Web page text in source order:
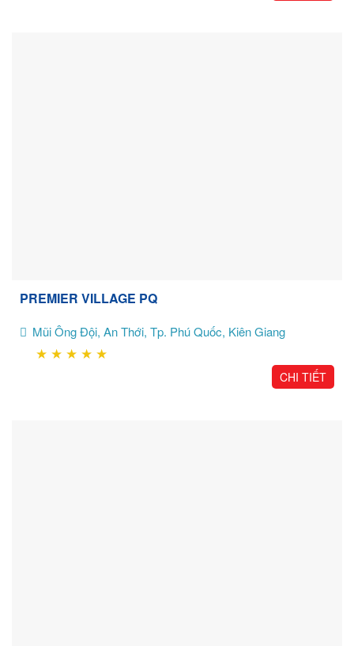
PREMIER VILLAGE PQ
Mũi Ông Đội, An Thới, Tp. Phú Quốc, Kiên Giang
★ ★ ★ ★ ★
CHI TIẾT